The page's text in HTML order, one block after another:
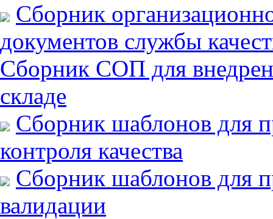
Сборник
документов службы
Сборник СОП для
складе
Сборник шаблонов для
контроля качества
Сборник шаблонов для
валидации